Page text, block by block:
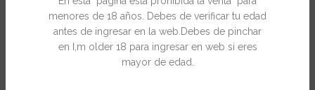
menores de 18 años. Debes de verificar tu edad
antes de ingresar en la web.Debes de pinchar
en I,m older 18 para ingresar en web si eres
mayor de edad.
PRODUCTOS RELACIONADOS